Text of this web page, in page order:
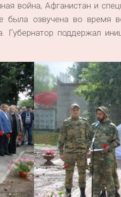
война, Афганистан и
озвучена во время
Губернатор поддержал